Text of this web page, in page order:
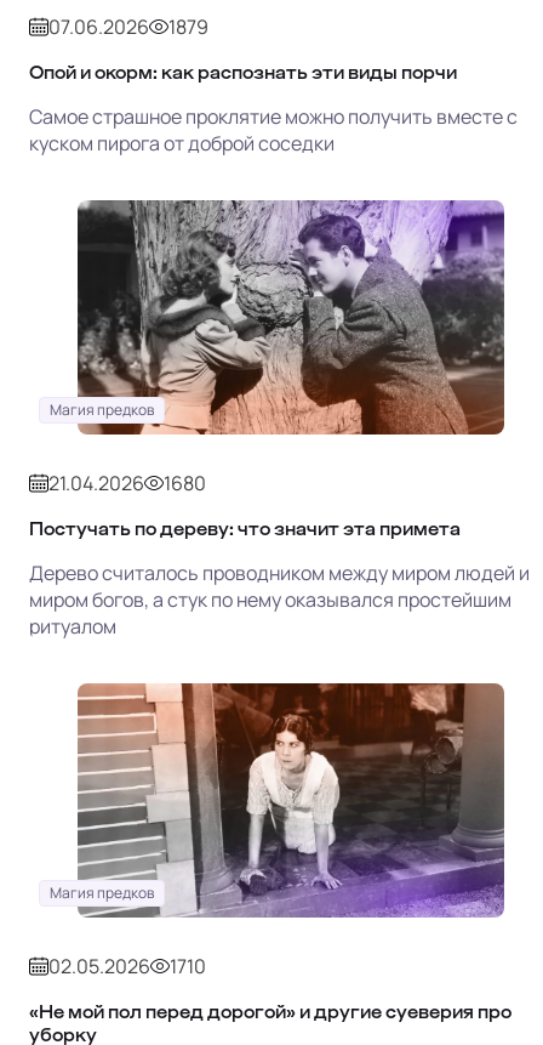
07.06.2026 1879
Опой и окорм: как распознать эти виды порчи
Самое страшное проклятие можно получить вместе с
куском пирога от доброй соседки
Магия предков
21.04.2026 1680
Постучать по дереву: что значит эта примета
Дерево считалось проводником между миром людей и
миром богов, а стук по нему оказывался простейшим
ритуалом
Магия предков
02.05.2026 1710
«Не мой пол перед дорогой» и другие суеверия про
уборку